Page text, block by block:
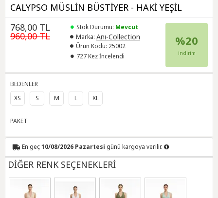
CALYPSO MÜSLİN BÜSTİYER - HAKİ YEŞİL
768,00 TL
960,00 TL
Stok Durumu: Mevcut
Marka: Anı-Collection
Ürün Kodu: 25002
727 Kez İncelendi
%20
indirim
BEDENLER
XS
S M L XL
PAKET
En geç10/08/2026 Pazartesi günü kargoya verilir.
DİĞER RENK SEÇENEKLERİ